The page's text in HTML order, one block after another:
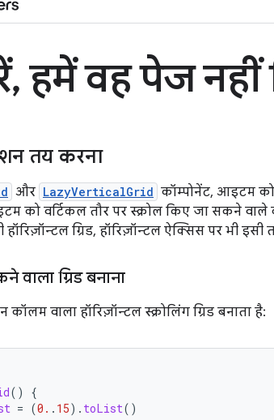
तय करना
और LazyVerticalGrid कॉम्पोनेंट, आइटम को
को वर्टिकल तौर पर स्क्रोल किए जा सकने
ग्रिड, हॉरिज़ॉन्टल ऐक्सिस पर भी
वाला ग्रिड बनाना
कॉलम वाला हॉरिज़ॉन्टल स्क्रोलिंग ग्रिड बनाता है:
()
{
= (0. . 15). toList()